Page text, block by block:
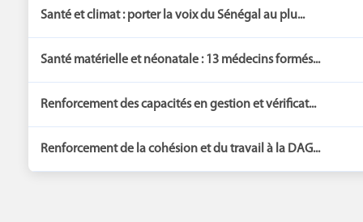
Santé et climat : porter la voix du Sénégal au plu...
Santé matérielle et néonatale : 13 médecins formés...
Renforcement des capacités en gestion et vérificat...
Renforcement de la cohésion et du travail à la DAG...